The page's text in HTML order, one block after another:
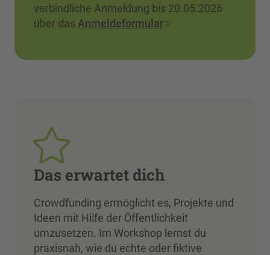
verbindliche Anmeldung bis 20.05.2026
über das Anmeldeformular
Das erwartet dich
Crowdfunding ermöglicht es, Projekte und
Ideen mit Hilfe der Öffentlichkeit
umzusetzen. Im Workshop lernst du
praxisnah, wie du echte oder fiktive